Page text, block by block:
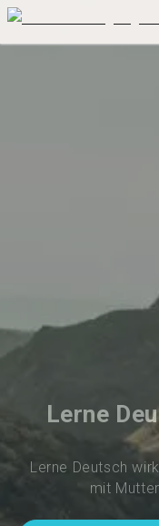
Lerne
Lerne Deutsch
mit